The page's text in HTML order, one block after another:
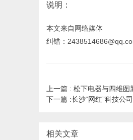
说明：
本文来自网络媒体
纠错：
上一篇 : 松下电器与四维图
下一篇 :长沙“网红”科技公
相关文章